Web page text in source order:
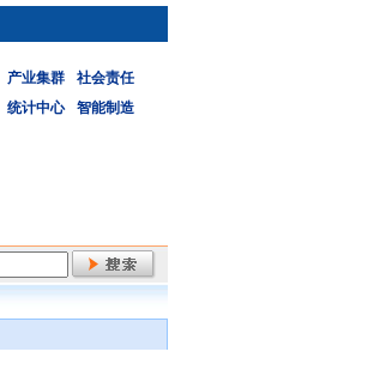
产业集群
社会责任
统计中心
智能制造